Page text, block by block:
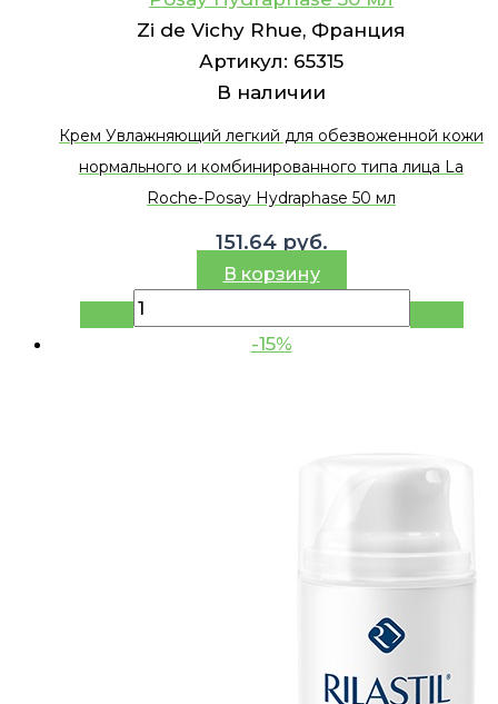
Zi de Vichy Rhue, Франция
Артикул: 65315
В наличии
Крем Увлажняющий легкий для обезвоженной кожи
нормального и комбинированного типа лица La
Roche-Posay Hydraphase 50 мл
151.64 руб.
В корзину
-15%